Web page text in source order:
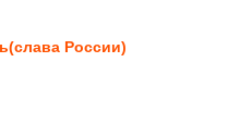
России)